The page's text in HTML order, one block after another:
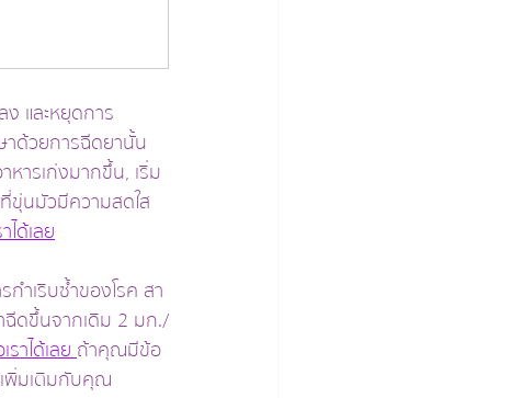
และหยุดการ
าด้วยการฉีดยานั้น
ารเก่งมากขึ้น, เริ่ม
ขุ่นมัวมีความสดใส
ด้เลย
ำเริบซ้ำของโรค สา
ฉีดขึ้นจากเดิม 2 มก./
ราได้เลย ถ้าคุณมีข้อ
เพิ่มเติมกับคุณ